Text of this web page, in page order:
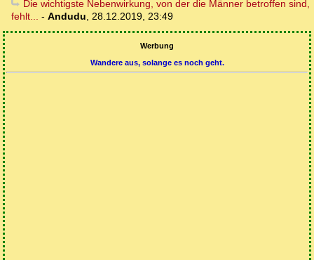
Die wichtigste Nebenwirkung, von der die Männer betroffen sind,
fehlt...
- Andudu 28.12.2019, 23:49
Werbung
Wandere aus, solange es noch geht.